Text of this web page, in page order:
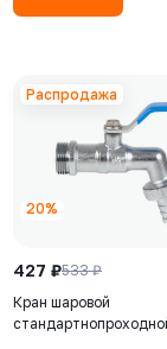
Распродажа
427 ₽533 ₽
20%
Кран шаровой
3059 04, DN015,